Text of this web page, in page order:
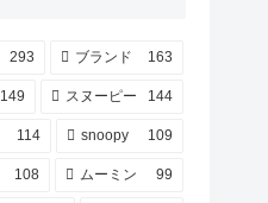
293 ブランド 163
149 スヌーピー 144
114 snoopy 109
108 ムーミン 99